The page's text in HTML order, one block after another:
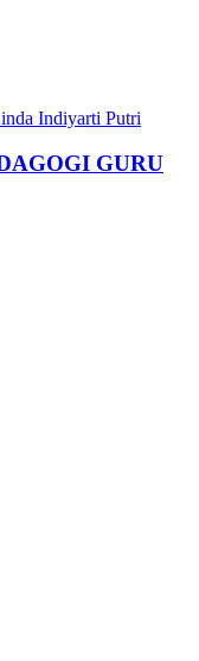
Indiyarti Putri
GURU